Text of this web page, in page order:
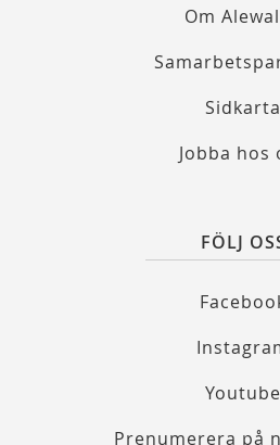
Om
Sidkarta
Jobba hos
FÖLJ
Youtube
Prenumerera på